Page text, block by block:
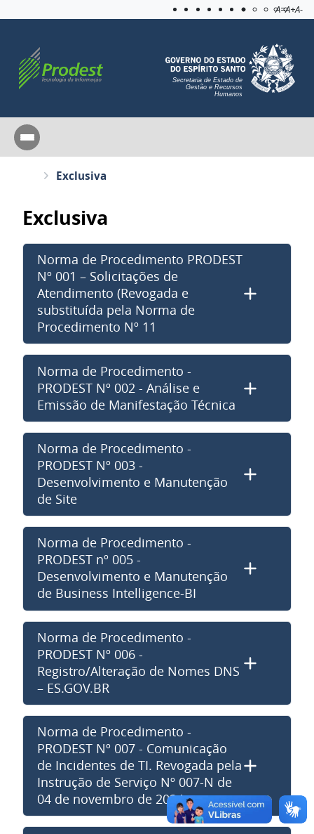
Aplicar
A=A+A-
Secretaria de Estado de
Gestão e Recursos
Humanos
Exclusiva
Exclusiva
Norma de Procedimento PRODEST
Nº 001 – Solicitações de
Atendimento (Revogada e
substituída pela Norma de
Procedimento Nº 11
Norma de Procedimento -
PRODEST Nº 002 - Análise e
Emissão de Manifestação Técnica
Norma de Procedimento -
PRODEST Nº 003 -
Desenvolvimento e Manutenção
de Site
Norma de Procedimento -
PRODEST nº 005 -
Desenvolvimento e Manutenção
de Business Intelligence-BI
Norma de Procedimento -
PRODEST Nº 006 -
Registro/Alteração de Nomes DNS
– ES.GOV.BR
Norma de Procedimento -
PRODEST Nº 007 - Comunicação
de Incidentes de TI. Revogada pela
Instrução de Serviço Nº 007-N de
04 de novembro de 2024